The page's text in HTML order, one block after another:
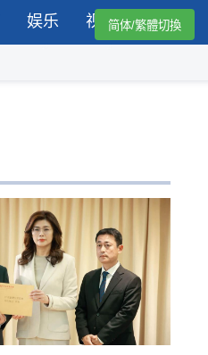
娱乐 视频简体/繁體切換